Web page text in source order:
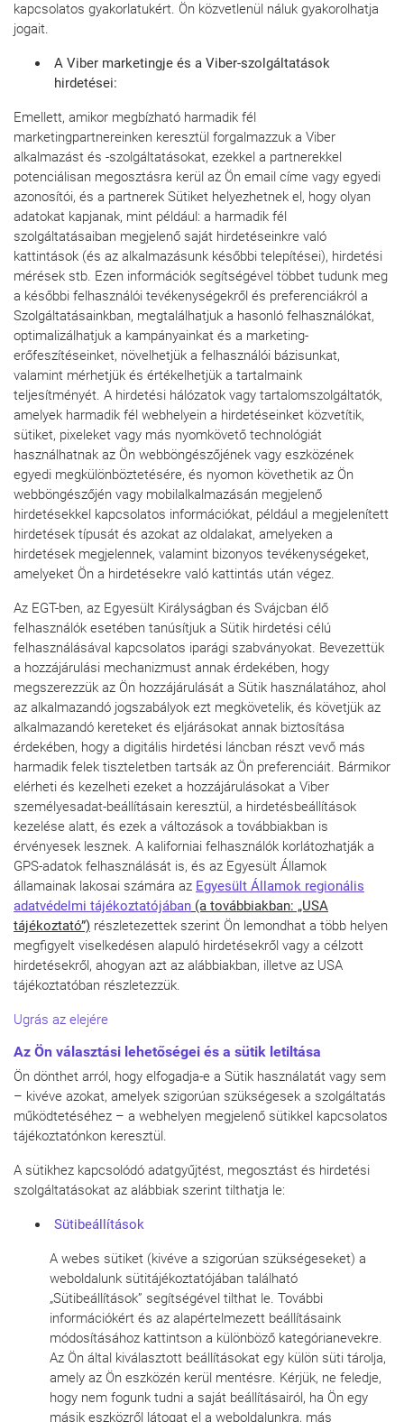
kapcsolatos gyakorlatukért. Ön közvetlenül náluk gyakorolhatja
jogait.
A Viber marketingje és a Viber-szolgáltatások
hirdetései:
Emellett, amikor megbízható harmadik fél
marketingpartnereinken keresztül forgalmazzuk a Viber
alkalmazást és -szolgáltatásokat, ezekkel a partnerekkel
potenciálisan megosztásra kerül az Ön email címe vagy egyedi
azonosítói, és a partnerek Sütiket helyezhetnek el, hogy olyan
adatokat kapjanak, mint például: a harmadik fél
szolgáltatásaiban megjelenő saját hirdetéseinkre való
kattintások (és az alkalmazásunk későbbi telepítései), hirdetési
mérések stb. Ezen információk segítségével többet tudunk meg
a későbbi felhasználói tevékenységekről és preferenciákról a
Szolgáltatásainkban, megtalálhatjuk a hasonló felhasználókat,
optimalizálhatjuk a kampányainkat és a marketing-
erőfeszítéseinket, növelhetjük a felhasználói bázisunkat,
valamint mérhetjük és értékelhetjük a tartalmaink
teljesítményét. A hirdetési hálózatok vagy tartalomszolgáltatók,
amelyek harmadik fél webhelyein a hirdetéseinket közvetítik,
sütiket, pixeleket vagy más nyomkövető technológiát
használhatnak az Ön webböngészőjének vagy eszközének
egyedi megkülönböztetésére, és nyomon követhetik az Ön
webböngészőjén vagy mobilalkalmazásán megjelenő
hirdetésekkel kapcsolatos információkat, például a megjelenített
hirdetések típusát és azokat az oldalakat, amelyeken a
hirdetések megjelennek, valamint bizonyos tevékenységeket,
amelyeket Ön a hirdetésekre való kattintás után végez.
Az EGT-ben, az Egyesült Királyságban és Svájcban élő
felhasználók esetében tanúsítjuk a Sütik hirdetési célú
felhasználásával kapcsolatos iparági szabványokat. Bevezettük
a hozzájárulási mechanizmust annak érdekében, hogy
megszerezzük az Ön hozzájárulását a Sütik használatához, ahol
az alkalmazandó jogszabályok ezt megkövetelik, és követjük az
alkalmazandó kereteket és eljárásokat annak biztosítása
érdekében, hogy a digitális hirdetési láncban részt vevő más
harmadik felek tiszteletben tartsák az Ön preferenciáit. Bármikor
elérheti és kezelheti ezeket a hozzájárulásokat a Viber
személyesadat-beállításain keresztül, a hirdetésbeállítások
kezelése alatt, és ezek a változások a továbbiakban is
érvényesek lesznek. A kaliforniai felhasználók korlátozhatják a
GPS-adatok felhasználását is, és az Egyesült Államok
államainak lakosai számára az Egyesült Államok regionális
adatvédelmi tájékoztatójában (a továbbiakban: „USA
tájékoztató”) részletezettek szerint Ön lemondhat a több helyen
megfigyelt viselkedésen alapuló hirdetésekről vagy a célzott
hirdetésekről, ahogyan azt az alábbiakban, illetve az USA
tájékoztatóban részletezzük.
Ugrás az elejére
Az Ön választási lehetőségei és a sütik letiltása
Ön dönthet arról, hogy elfogadja-e a Sütik használatát vagy sem
– kivéve azokat, amelyek szigorúan szükségesek a szolgáltatás
működtetéséhez – a webhelyen megjelenő sütikkel kapcsolatos
tájékoztatónkon keresztül.
A sütikhez kapcsolódó adatgyűjtést, megosztást és hirdetési
szolgáltatásokat az alábbiak szerint tilthatja le:
Sütibeállítások
A webes sütiket (kivéve a szigorúan szükségeseket) a
weboldalunk sütitájékoztatójában található
„Sütibeállítások” segítségével tilthat le. További
információkért és az alapértelmezett beállításaink
módosításához kattintson a különböző kategórianevekre.
Az Ön által kiválasztott beállításokat egy külön süti tárolja,
amely az Ön eszközén kerül mentésre. Kérjük, ne feledje,
hogy nem fogunk tudni a saját beállításairól, ha Ön egy
másik eszközről látogat el a weboldalunkra, más